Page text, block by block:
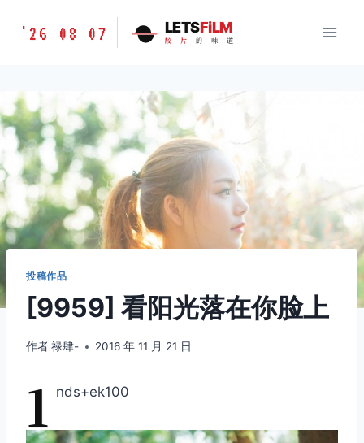
胶
味
道
LETSFILM
'26 08 07 LETSFiLM
胶 片 的 味 道
投稿作品
[9959] 看阳光落在你脸上
作者禄肆- 2016 年 11 月 21 日
1 nds+ek100